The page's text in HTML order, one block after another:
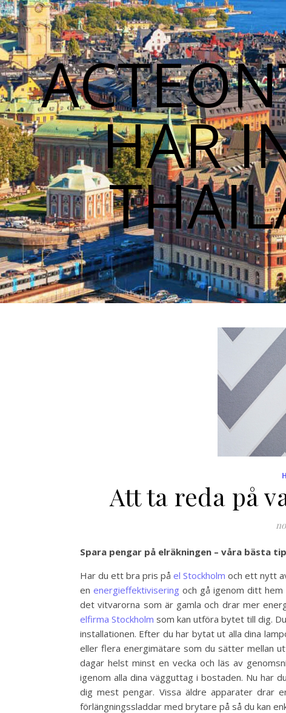
HAR
Att ta reda på
Spara pengar på elräkningen – våra bästa
Har du ett bra pris på el Stockholm och ett nytt
en energieffektivisering och gå igenom ditt
det vitvarorna som är gamla och drar mer
elfirma Stockholm som kan utföra bytet till dig.
installationen. Efter du har bytat ut alla dina
eller flera energimätare som du sätter mellan
dagar helst minst en vecka och läs av
igenom alla dina vägguttag i bostaden. Nu har
dig mest pengar. Vissa äldre apparater drar
förlängningssladdar med brytare på så du kan